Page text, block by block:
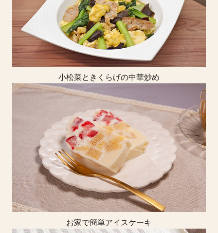
小松菜ときくらげの中華炒め
お家で簡単アイスケーキ